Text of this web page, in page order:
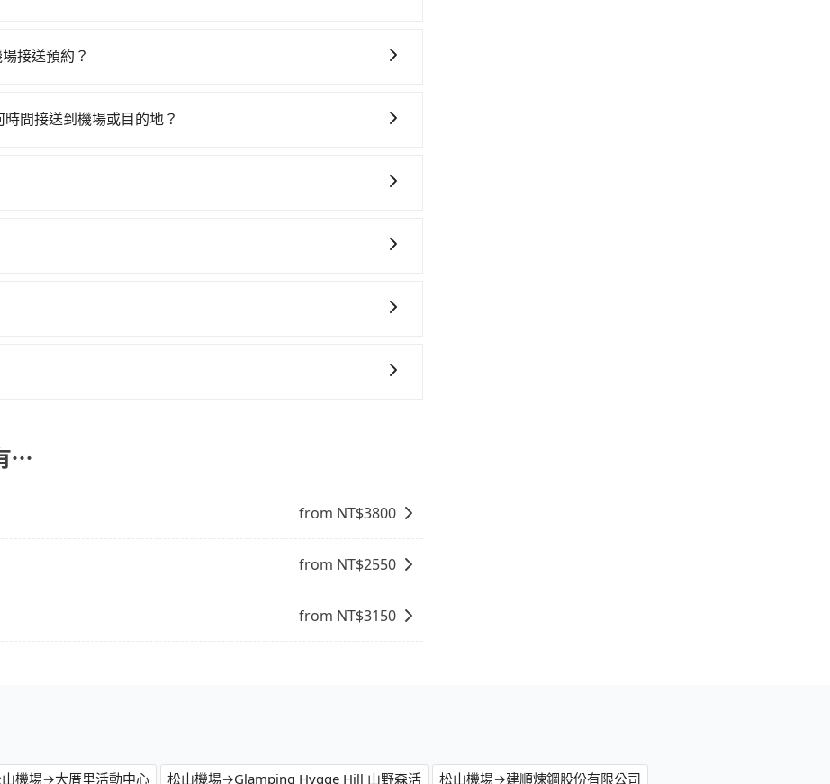
客更容易掌握車資，不用擔心被額外收費，所以相對55688和
接送預約？
保證出車。
間接送到機場或目的地？
資訊，讓您更放心地安排行程。
市松山區) 前往最靠近的台北高鐵站，叫一輛計程車花費約300
(苗栗縣泰安鄉) 的目的地。全程加上轉車時間共2小時9分鐘，
！如果你是三人以下要乘車，也可參考tripool的拼車共
是你最便宜選擇。註冊完iRent的app後，可以每小時
再者，和運的iRent只提供最基本的車型，如Toyota Yaris、
其他乘客的人來說就有不小的風險。最後，雖然路邊隨租隨
，如信誠交通、長青計程車、上達汽車等叫車看看。依照里程
，為您提供更加安全和穩定的機場接送服務。
⋯
from NT$3800
from NT$2550
from NT$3150
機場→大厝里活動中心 松山機場→Glamping Hygge Hill 山野森活 松山機場→建順煉鋼股份有限公司